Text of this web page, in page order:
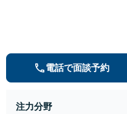
電話で面談予約
注力分野